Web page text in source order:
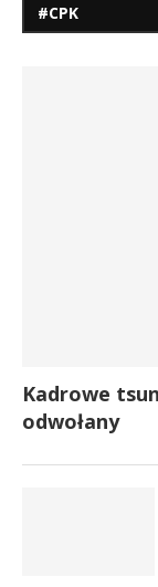
#CPK
Kadrowe
odwołany